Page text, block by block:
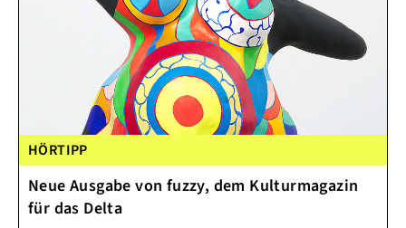
HÖRTIPP
Neue Ausgabe von fuzzy, dem Kulturmagazin
für das Delta